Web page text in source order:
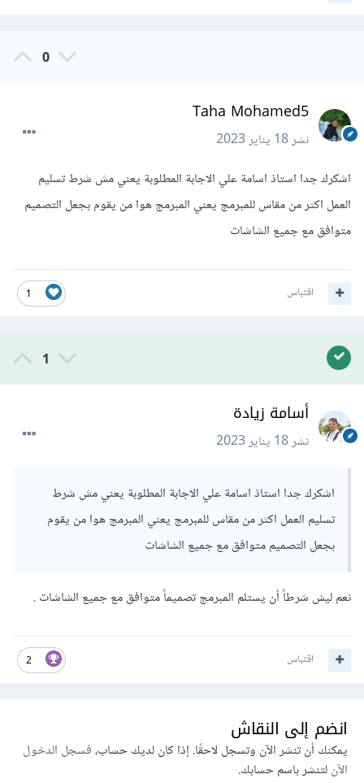
0
Taha Mohamed5
نشر18 يناير 2023
اشكرك جدا استاذ اسامة علي الاجابة المطلوبة يعني مش شرط تسليم
العمل اكثر من مقاس للمبرمج يعني المبرمج هوا من يقوم بجعل التصميم
متوافق مع جميع الشاشات
1 اقتباس
1
أسامة زيادة
نشر18 يناير 2023
اشكرك جدا استاذ اسامة علي الاجابة المطلوبة يعني مش شرط
تسليم العمل اكثر من مقاس للمبرمج يعني المبرمج هوا من يقوم
بجعل التصميم متوافق مع جميع الشاشات
نعم ليش شرطاً أن يستلم المبرمج تصميماً متوافق مع جميع الشاشات .
2 اقتباس
انضم إلى النقاش
يمكنك أن تنشر الآن وتسجل لاحقًا. إذا كان لديك حساب،فسجل الدخول
الآنلتنشر باسم حسابك.